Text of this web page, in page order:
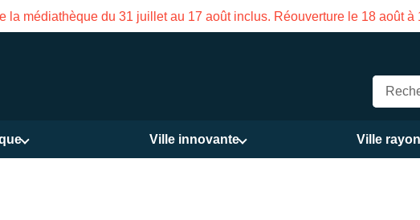
la Maison des Services publics Vasco de Gama du 3 au 21 août
Ville innovante Ville